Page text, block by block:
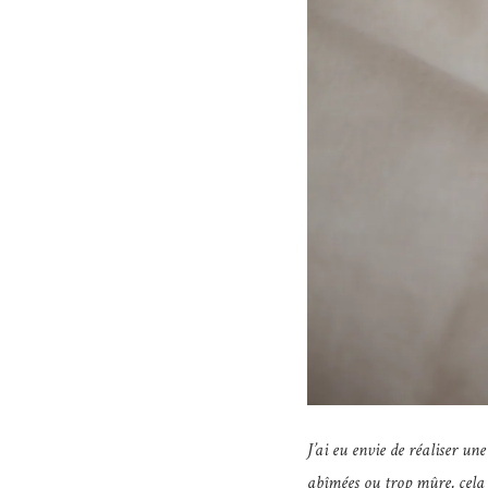
J’ai eu envie de réaliser
abîmées ou trop mûre,